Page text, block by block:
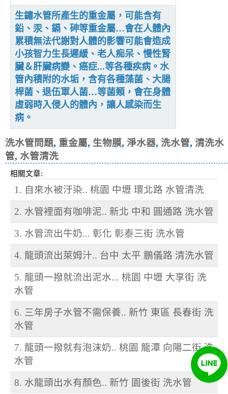
生鏽水管所產生的重金屬，可能含有
鉛、汞、鎘、砷等重金屬…會在人體內
累積無法代謝對人體的影響可能會造成
小孩智力生長遲緩、老人痴呆、慢性腎
臟＆肝臟病變、癌症...等各種疾病。水
管內積附的水垢，含有各種藻菌、大腸
桿菌、退伍軍人菌…等菌類，會在身體
虛弱時入侵人的體內，讓人感染而生
病。
洗水管問題, 重金屬, 生物膜, 淨水器, 洗水管, 清洗水
管, 水管清洗
相關文章:
1. 自來水被汙染.. 桃園 中壢 環北路 水管清洗
2. 水管裡面有咖啡泥.. 新北 中和 圓通路 洗水管
3. 水管流出牛奶... 彰化 彰泰三街 洗水管
4. 龍頭流出萊姆汁.. 台中 太平 鵬儀路 清洗水管
5. 龍頭一撥就流出泥水... 桃園 中壢 大享街 洗
水管
6. 三年房子水管不需保養.. 新竹 東區 長春街 洗
水管
7. 龍頭一撥就有泡沫奶.. 桃園 龍潭 向陽二街 洗
水管
8. 水龍頭出水有顏色.. 新竹 園後街 洗水管